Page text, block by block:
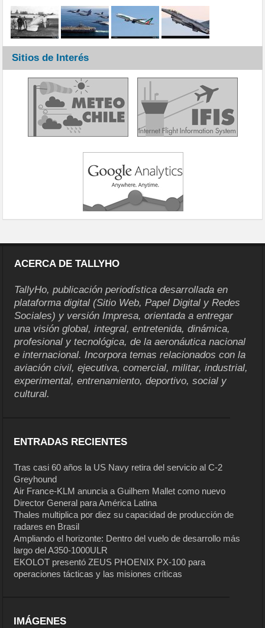
Sitios de Interés
ACERCA DE TALLYHO
TallyHo, publicación periodística desarrollada en
plataforma digital (Sitio Web, Papel Digital y Redes
Sociales) y versión Impresa, orientada a entregar
una visión global, integral, entretenida, dinámica,
profesional y tecnológica, de la aeronáutica nacional
e internacional. Incorpora temas relacionados con la
aviación civil, ejecutiva, comercial, militar, industrial,
experimental, entrenamiento, deportivo, social y
cultural.
ENTRADAS RECIENTES
Tras casi 60 años la US Navy retira del servicio al C-2
Greyhound
Air France-KLM anuncia a Guilhem Mallet como nuevo
Director General para América Latina
Thales multiplica por diez su capacidad de producción de
radares en Brasil
Ampliando el horizonte: Dentro del vuelo de desarrollo más
largo del A350-1000ULR
EKOLOT presentó ZEUS PHOENIX PX-100 para
operaciones tácticas y las misiones críticas
IMÁGENES